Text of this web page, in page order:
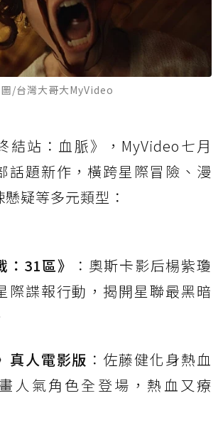
/台灣大哥大MyVideo
結站：血脈》，MyVideo七月
話題新作，橫跨星際冒險、漫
疑等多元類型：
：31區》
：奧斯卡影后楊紫瓊
際諜報行動，揭開星聯最黑暗
真人電影版 ：佐藤健化身熱血
人氣角色全登場，熱血又療